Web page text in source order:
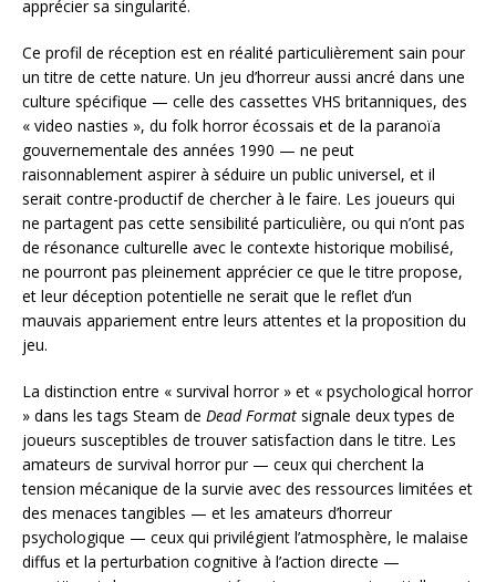
apprécier sa singularité.
Ce profil de réception est en réalité particulièrement sain pour
un titre de cette nature. Un jeu d’horreur aussi ancré dans une
culture spécifique — celle des cassettes VHS britanniques, des
« video nasties », du folk horror écossais et de la paranoïa
gouvernementale des années 1990 — ne peut
raisonnablement aspirer à séduire un public universel, et il
serait contre-productif de chercher à le faire. Les joueurs qui
ne partagent pas cette sensibilité particulière, ou qui n’ont pas
de résonance culturelle avec le contexte historique mobilisé,
ne pourront pas pleinement apprécier ce que le titre propose,
et leur déception potentielle ne serait que le reflet d’un
mauvais appariement entre leurs attentes et la proposition du
jeu.
La distinction entre « survival horror » et « psychological horror
» dans les tags Steam de Dead Format signale deux types de
joueurs susceptibles de trouver satisfaction dans le titre. Les
amateurs de survival horror pur — ceux qui cherchent la
tension mécanique de la survie avec des ressources limitées et
des menaces tangibles — et les amateurs d’horreur
psychologique — ceux qui privilégient l’atmosphère, le malaise
diffus et la perturbation cognitive à l’action directe —